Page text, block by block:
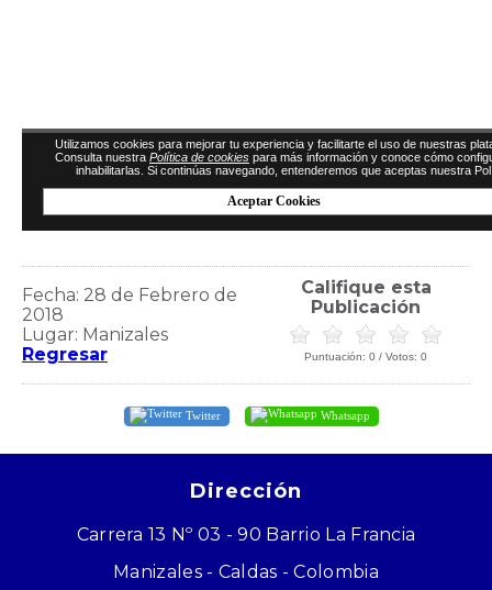
Fecha: 28 de Febrero de
2018
Lugar: Manizales
Regresar
Califique esta
Publicación
Puntuación: 0 / Votos: 0
Twitter Whatsapp
Dirección
Carrera 13 Nº 03 - 90 Barrio La Francia
Manizales - Caldas - Colombia